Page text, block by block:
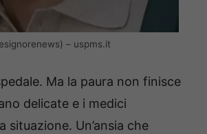
– uspms.it
Ma la paura non finisce
delicate e i medici
Un’ansia che